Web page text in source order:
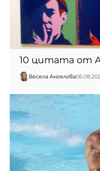
10 цитата от
Весела Ангелова